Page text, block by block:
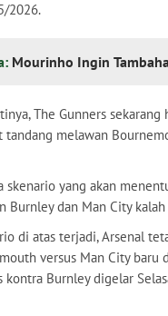
2026.
Mourinho Ingin
The Gunners
tandang melawan
skenario yang akan
Burnley dan Man City
di atas terjadi, Arsenal
versus Man City
kontra Burnley digelar